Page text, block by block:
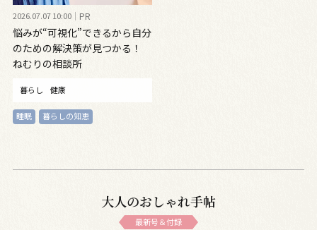
2026.07.07 10:00 PR
悩みが“可視化”できるから自分
のための解決策が見つかる！
ねむりの相談所
暮らし 健康
睡眠 暮らしの知恵
大人のおしゃれ手帖
最新号＆付録